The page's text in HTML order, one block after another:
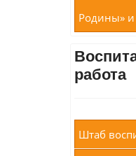
Родины» и
работа
Штаб